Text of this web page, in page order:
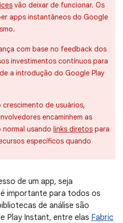
vão deixar de funcionar. Os
apps instantâneos do Google
com base no feedback dos
investimentos contínuos para
a introdução do Google Play
de usuários,
encaminhem as
usando links diretos para
específicos quando
de um app, seja
importante para todos os
de análise são
Play Instant, entre elas Fabric